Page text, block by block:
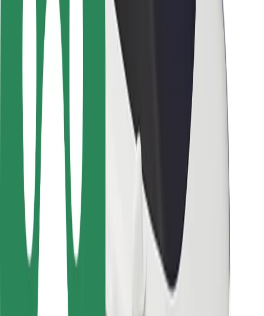
Bezpečnosť vodičov
Bezpečnosť na kolobežkách
Bezpečnostný lab
Mestá
Lokality
Riešenia pre mestá
Letiská
Nabíjacie stanice Bolt
Podpora
Pre cestujúcich
Pre vodičov
Pre kuriérov
Bolt Food
Pre flotilových partnerov
Pre reštaurácie